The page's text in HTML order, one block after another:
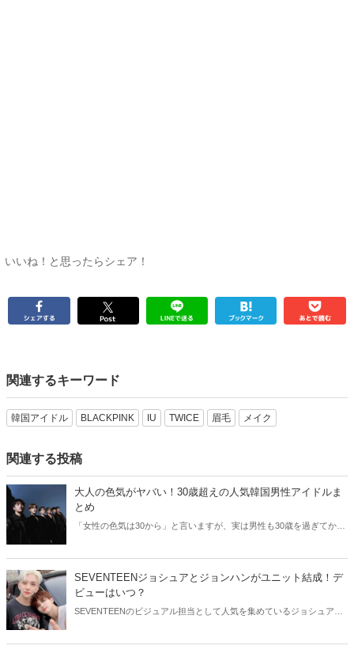
いいね！と思ったらシェア！
関連するキーワード
韓国アイドル BLACKPINK IU TWICE 眉毛 メイク
関連する投稿
大人の色気がヤバい！30歳超えの人気韓国男性アイドルま
とめ
「女性の色気は30から」と言いますが、実は男性も30歳を過ぎてから
SEVENTEENジョシュアとジョンハンがユニット結成！デ
ビューはいつ？
SEVENTEENのビジュアル担当として人気を集めているジョシュアと